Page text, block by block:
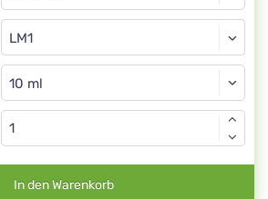
Dilution
LM1
Dilution
In den Warenkorb